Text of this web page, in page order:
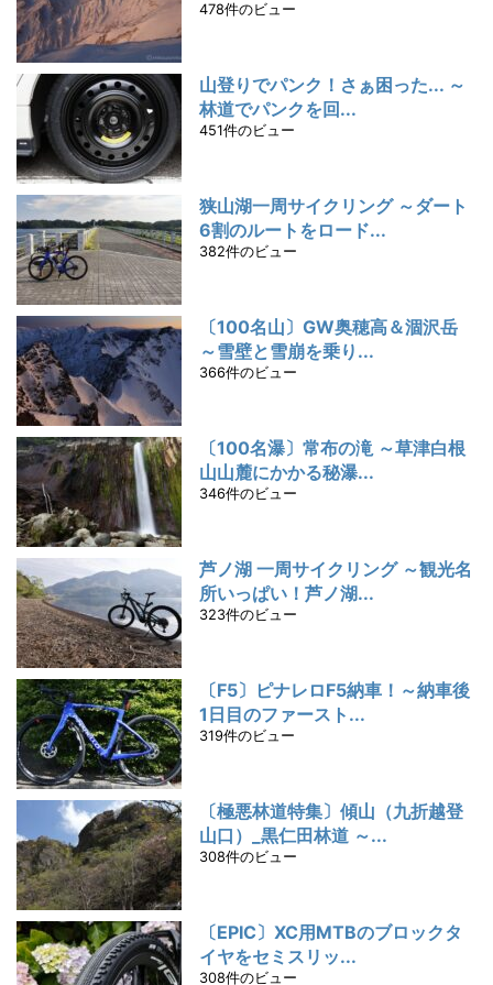
478件のビュー
山登りでパンク！さぁ困った... ～
林道でパンクを回...
451件のビュー
狭山湖一周サイクリング ～ダート
6割のルートをロード...
382件のビュー
〔100名山〕GW奥穂高＆涸沢岳
～雪壁と雪崩を乗り...
366件のビュー
〔100名瀑〕常布の滝 ～草津白根
山山麓にかかる秘瀑...
346件のビュー
芦ノ湖 一周サイクリング ～観光名
所いっぱい！芦ノ湖...
323件のビュー
〔F5〕ピナレロF5納車！～納車後
1日目のファースト...
319件のビュー
〔極悪林道特集〕傾山（九折越登
山口）_黒仁田林道 ～...
308件のビュー
〔EPIC〕XC用MTBのブロックタ
イヤをセミスリッ...
308件のビュー